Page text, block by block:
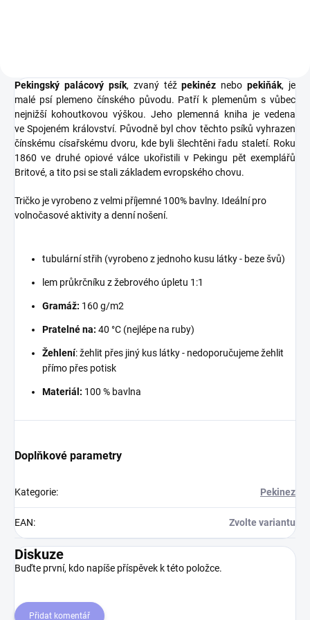
Pekingský palácový psík, zvaný téžpekinéz nebopekiňák, je
malé psí plemenočínského původu. Patří k plemenům s vůbec
nejnižší kohoutkovou výškou. Jeho plemenná kniha je vedena
veSpojeném království. Původně byl chov těchto psíků vyhrazen
čínskému císařskému dvoru, kde byli šlechtěni řadu staletí. Roku
1860 ve druhé opiové válce ukořistili v Pekingu pět exemplářů
Britové, a tito psi se stali základem evropského chovu.
Tričko je vyrobeno z velmi příjemné 100% bavlny. Ideální pro
volnočasové aktivity a denní nošení.
tubulární střih (vyrobeno z jednoho kusu látky - beze švů)
lem průkrčníku z žebrového úpletu 1:1
Gramáž: 160 g/m2
Pratelné na: 40 °C (nejlépe na ruby)
Žehlení: žehlit přes jiný kus látky - nedoporučujeme žehlit
přímo přes potisk
Materiál: 100 % bavlna
Doplňkové parametry
Kategorie: Pekinez
EAN: Zvolte variantu
Diskuze
Buďte první, kdo napíše příspěvek k této položce.
Přidat komentář